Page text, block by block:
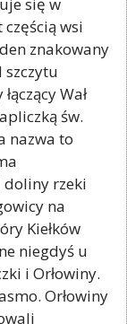
się w
wsi
znakowany
szczytu
Wał
św.
nazwa to
doliny rzeki
na
Kiełków
niegdyś u
i Orłowiny.
Orłowiny